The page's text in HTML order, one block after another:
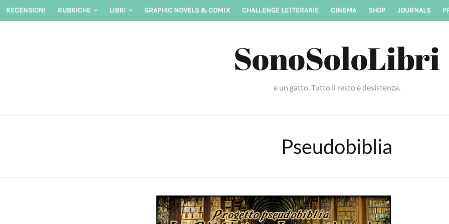
Skip
RECENSIONI RUBRICHE LIBRI GRAPHIC NOVELS & COMIX CHALLENGE LETTERARIE CINEMA SHOP JOURNALS
SonoSoloLibri
e un gatto. Tutto il resto è desistenza.
Pseudobiblia